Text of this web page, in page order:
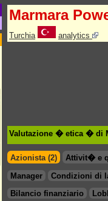
Marmara
Turchia analytics
Valutazione � etica � di
Azionista (2)
Attivit� e
Manager
Condizioni di
Bilancio finanziario